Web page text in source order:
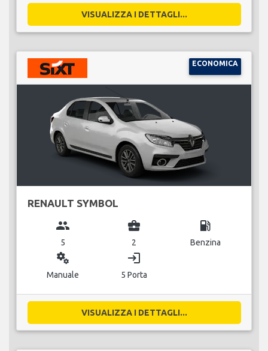
VISUALIZZA I DETTAGLI...
ECONOMICA
RENAULT SYMBOL
group
5
business_center
2
local_gas_station
Benzina
miscellaneous_services
Manuale
login
5 Porta
VISUALIZZA I DETTAGLI...